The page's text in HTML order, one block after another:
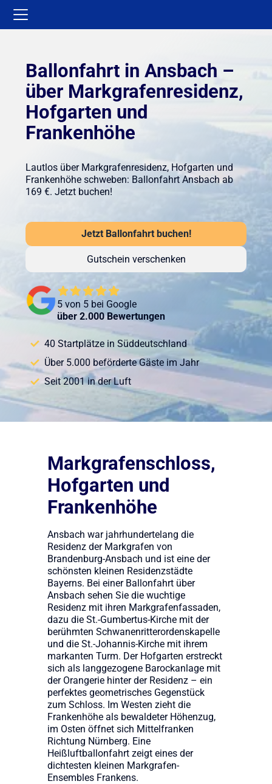
Ballonfahrt in Ansbach –
über Markgrafenresidenz,
Hofgarten und
Frankenhöhe
Lautlos über Markgrafenresidenz, Hofgarten und
Frankenhöhe schweben: Ballonfahrt Ansbach ab
169 €. Jetzt buchen!
Jetzt Ballonfahrt buchen!
Gutschein verschenken
5 von 5 bei Google
über 2.000 Bewertungen
40 Startplätze in Süddeutschland
Über 5.000 beförderte Gäste im Jahr
Seit 2001 in der Luft
Markgrafenschloss,
Hofgarten und
Frankenhöhe
Ansbach war jahrhundertelang die
Residenz der Markgrafen von
Brandenburg-Ansbach und ist eine der
schönsten kleinen Residenzstädte
Bayerns. Bei einer Ballonfahrt über
Ansbach sehen Sie die wuchtige
Residenz mit ihren Markgrafenfassaden,
dazu die St.-Gumbertus-Kirche mit der
berühmten Schwanenritterordenskapelle
und die St.-Johannis-Kirche mit ihrem
markanten Turm. Der Hofgarten erstreckt
sich als langgezogene Barockanlage mit
der Orangerie hinter der Residenz – ein
perfektes geometrisches Gegenstück
zum Schloss. Im Westen zieht die
Frankenhöhe als bewaldeter Höhenzug,
im Osten öffnet sich Mittelfranken
Richtung Nürnberg. Eine
Heißluftballonfahrt zeigt eines der
dichtesten kleinen Markgrafen-
Ensembles Frankens.